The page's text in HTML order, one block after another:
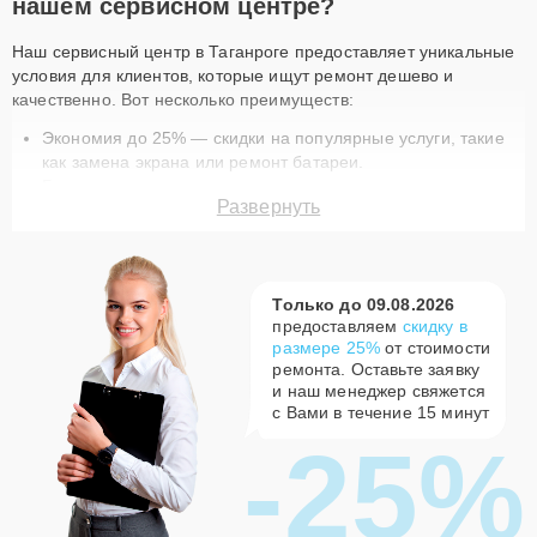
нашем сервисном центре?
Наш сервисный центр в Таганроге предоставляет уникальные
условия для клиентов, которые ищут ремонт дешево и
качественно. Вот несколько преимуществ:
Экономия до 25% — скидки на популярные услуги, такие
как замена экрана или ремонт батареи.
минимум времени благодаря опытным мастерам.
предоставляется гарантия.
Доставка курьером — бесплатная услуга доставки для
вашего удобства.
Оригинальные запчасти — используем только
сертифицированные комплектующие.
Актуальные акции на ремонт Tion в
Таганроге
В нашем сервисном центре вы найдете разнообразные
предложения, которые сделают ремонт вашей техники еще
доступнее. Например, скидка 15% на постгарантийный ремонт
или 25% на первое обращение в наш сервис. Ремонт по
Развернуть
Только до 09.08.2026
предоставляем скидку в
размере 25% от стоимости
ремонта. Оставьте заявку
и наш менеджер свяжется
с Вами в течение 15 минут
-25%